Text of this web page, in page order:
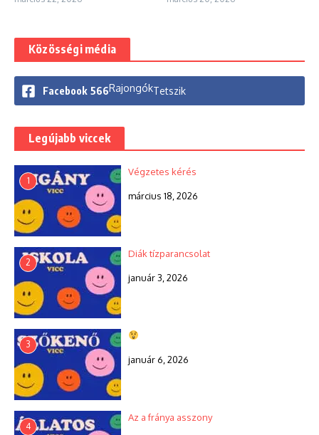
Közösségi média
Facebook 566RajongókTetszik
Legújabb viccek
1
Végzetes kérés
március 18, 2026
2
Diák tízparancsolat
január 3, 2026
3
január 6, 2026
4
Az a fránya asszony